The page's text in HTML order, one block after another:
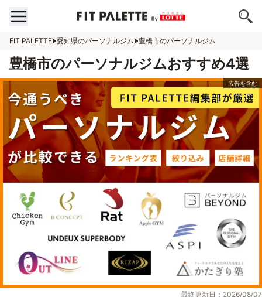
FIT PALETTE 愛知県のパーソナルジム 豊橋市のパーソナルジム
豊橋市のパーソナルジムおすすめ4選
最終更新日：2026/08/07